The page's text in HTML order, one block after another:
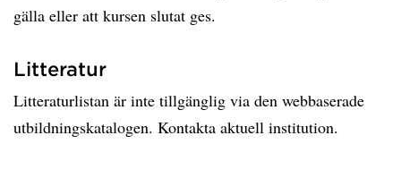
gälla eller att kursen slutat ges.
Litteratur
Litteraturlistan är inte tillgänglig via den webbaserade
utbildningskatalogen. Kontakta aktuell institution.